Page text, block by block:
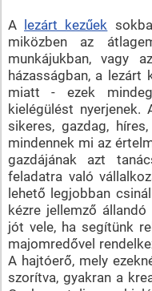
A lezárt kezűek
miközben az
munkájukban, vagy
házasságban, a lezárt
miatt - ezek
kielégülést nyerjenek.
sikeres, gazdag,
mindennek mi az
gazdájának azt
feladatra való
lehető legjobban
kézre jellemző
jót vele, ha segítünk
majomredővel
A hajtóerő, mely
szorítva, gyakran a